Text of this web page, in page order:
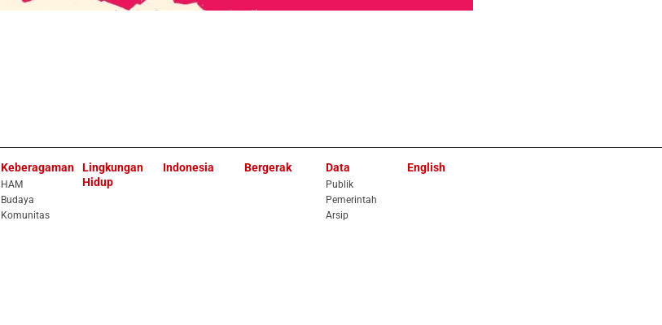
Keberagaman
HAM
Budaya
Komunitas
Lingkungan
Hidup
Indonesia Bergerak Data
Publik
Pemerintah
Arsip
English